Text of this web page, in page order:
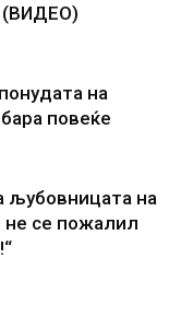
(ВИДЕО)
на
повеќе
љубовницата на
не се пожалил